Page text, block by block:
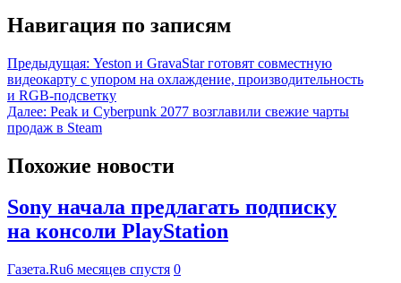
Навигация по записям
Предыдущая: Yeston и GravaStar готовят совместную
видеокарту с упором на охлаждение, производительность
и RGB-подсветку
Далее: Peak и Cyberpunk 2077 возглавили свежие чарты
продаж в Steam
Похожие новости
Sony начала предлагать подписку
на консоли PlayStation
Газета.Ru6 месяцев спустя 0